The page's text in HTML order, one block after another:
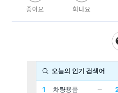
좋아요 화나요